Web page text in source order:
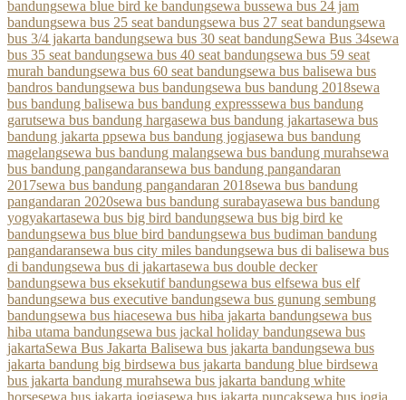
bandungsewa blue bird ke bandungsewa bussewa bus 24 jam
bandungsewa bus 25 seat bandungsewa bus 27 seat bandungsewa
bus 3/4 jakarta bandungsewa bus 30 seat bandungSewa Bus 34sewa
bus 35 seat bandungsewa bus 40 seat bandungsewa bus 59 seat
murah bandungsewa bus 60 seat bandungsewa bus balisewa bus
bandros bandungsewa bus bandungsewa bus bandung 2018sewa
bus bandung balisewa bus bandung expresssewa bus bandung
garutsewa bus bandung hargasewa bus bandung jakartasewa bus
bandung jakarta ppsewa bus bandung jogjasewa bus bandung
magelangsewa bus bandung malangsewa bus bandung murahsewa
bus bandung pangandaransewa bus bandung pangandaran
2017sewa bus bandung pangandaran 2018sewa bus bandung
pangandaran 2020sewa bus bandung surabayasewa bus bandung
yogyakartasewa bus big bird bandungsewa bus big bird ke
bandungsewa bus blue bird bandungsewa bus budiman bandung
pangandaransewa bus city miles bandungsewa bus di balisewa bus
di bandungsewa bus di jakartasewa bus double decker
bandungsewa bus eksekutif bandungsewa bus elfsewa bus elf
bandungsewa bus executive bandungsewa bus gunung sembung
bandungsewa bus hiacesewa bus hiba jakarta bandungsewa bus
hiba utama bandungsewa bus jackal holiday bandungsewa bus
jakartaSewa Bus Jakarta Balisewa bus jakarta bandungsewa bus
jakarta bandung big birdsewa bus jakarta bandung blue birdsewa
bus jakarta bandung murahsewa bus jakarta bandung white